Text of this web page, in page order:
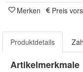
Merken Preis
Produktdetails
Artikelmerkmale